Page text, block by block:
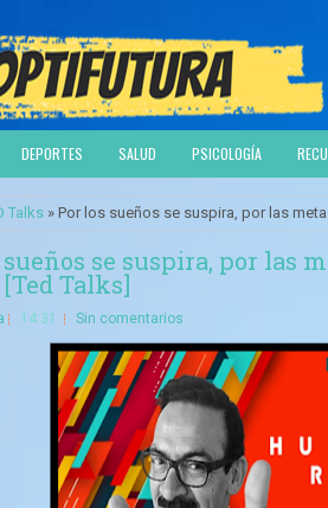
DEPORTES SALUD PSICOLOGÍA
Talks » Por los sueños se suspira, por las
se suspira, por las
Talks]
14:31 Sin comentarios